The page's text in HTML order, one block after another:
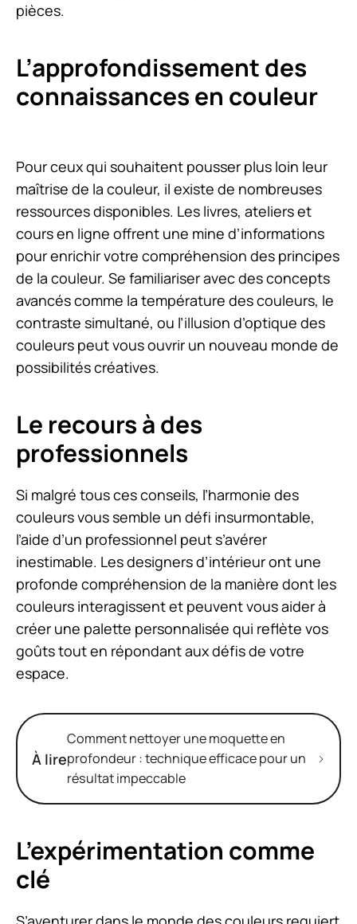
pièces.
L’approfondissement des
connaissances en couleur
Pour ceux qui souhaitent pousser plus loin leur
maîtrise de la couleur, il existe de nombreuses
ressources disponibles. Les livres, ateliers et
cours en ligne offrent une mine d’informations
pour enrichir votre compréhension des principes
de la couleur. Se familiariser avec des concepts
avancés comme la température des couleurs, le
contraste simultané, ou l’illusion d’optique des
couleurs peut vous ouvrir un nouveau monde de
possibilités créatives.
Le recours à des
professionnels
Si malgré tous ces conseils, l’harmonie des
couleurs vous semble un défi insurmontable,
l’aide d’un professionnel peut s’avérer
inestimable. Les designers d’intérieur ont une
profonde compréhension de la manière dont les
couleurs interagissent et peuvent vous aider à
créer une palette personnalisée qui reflète vos
goûts tout en répondant aux défis de votre
espace.
À lire
Comment nettoyer une moquette en
profondeur : technique efficace pour un
résultat impeccable
L’expérimentation comme
clé